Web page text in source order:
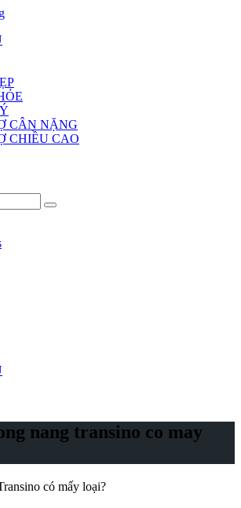
CÂN NẶNG
CHIỀU CAO
nang transino co may